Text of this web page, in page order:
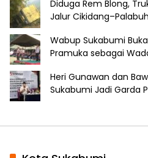
Diduga Rem Blong,
Jalur
Wabup Sukabumi Buka
Pramuka sebagai
Heri Gunawan dan
Sukabumi Jadi Garda